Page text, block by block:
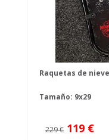
Raquetas de
Tamaño: 9x29
229 € 119 €